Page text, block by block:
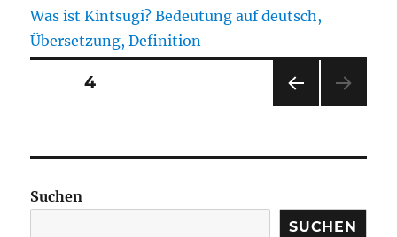
Was ist Kintsugi? Bedeutung auf deutsch,
Übersetzung, Definition
Seitennummerierung
Beiträge
SEIT
SEITE4
Suchen
SUCHEN